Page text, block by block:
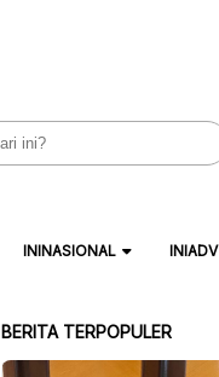
ININASIONAL INIADV
BERITA TERPOPULER